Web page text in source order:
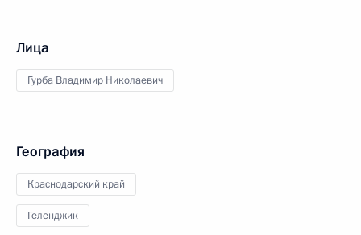
Лица
Гурба Владимир Николаевич
География
Краснодарский край
Геленджик